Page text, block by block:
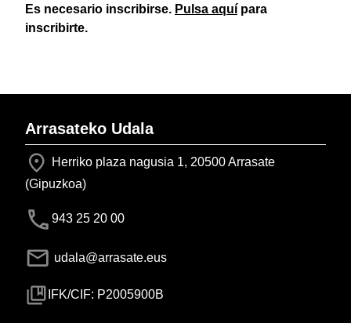
Es necesario inscribirse. Pulsa aquí para
inscribirte.
Arrasateko Udala
Herriko plaza nagusia 1, 20500 Arrasate
(Gipuzkoa)
943 25 20 00
udala@arrasate.eus
IFK/CIF: P2005900B